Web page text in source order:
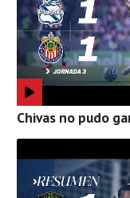
Chivas no pudo